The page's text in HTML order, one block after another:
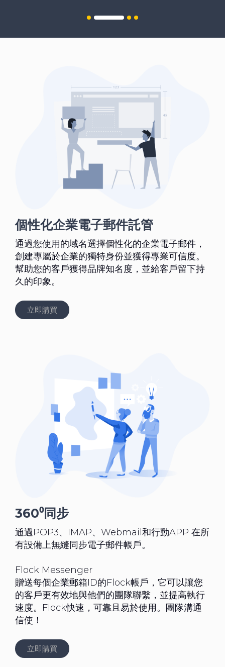
個性化企業電子郵件託管
通過您使用的域名選擇個性化的企業電子郵件，
創建專屬於企業的獨特身份並獲得專業可信度。
幫助您的客戶獲得品牌知名度，並給客戶留下持
久的印象。
立即購買
360⁰同步
通過POP3、IMAP、Webmail和行動APP 在所
有設備上無縫同步電子郵件帳戶。
Flock Messenger
贈送每個企業郵箱ID的Flock帳戶，它可以讓您
的客戶更有效地與他們的團隊聯繫，並提高執行
速度。Flock快速，可靠且易於使用。團隊溝通
信使！
立即購買